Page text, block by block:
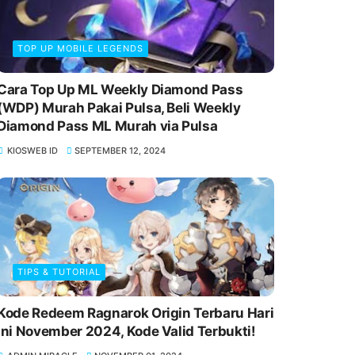
TOP UP MOBILE LEGENDS
Top Up ML Weekly Diamond Pass
Murah Pakai Pulsa, Beli Weekly
Pass ML Murah via Pulsa
KIOSWEB ID SEPTEMBER 12, 2024
TIPS & TUTORIAL
Redeem Ragnarok Origin Terbaru Hari
November 2024, Kode Valid Terbukti!